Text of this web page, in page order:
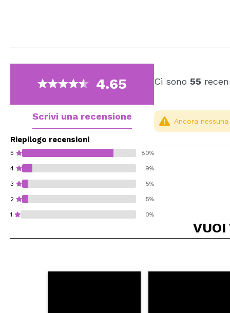
4.65
Scrivi una recensione
Riepilogo recensioni
5 80%
4 9%
3 5%
2 5%
1 0%
Ci sono 55
Consiglieresti
Ancora
VUOI